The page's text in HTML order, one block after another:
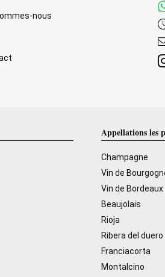
nous
Appellations les
Champagne
Vin de
Vin de Bordeaux
Beaujolais
Rioja
Ribera del duero
Franciacorta
Montalcino